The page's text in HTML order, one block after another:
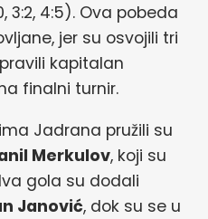
3:2, 4:5). Ova pobeda
jer su osvojili tri
kapitalan
finalni turnir.
Jadrana pružili su
Merkulov, koji su
gola su dodali
Janović, dok su se u